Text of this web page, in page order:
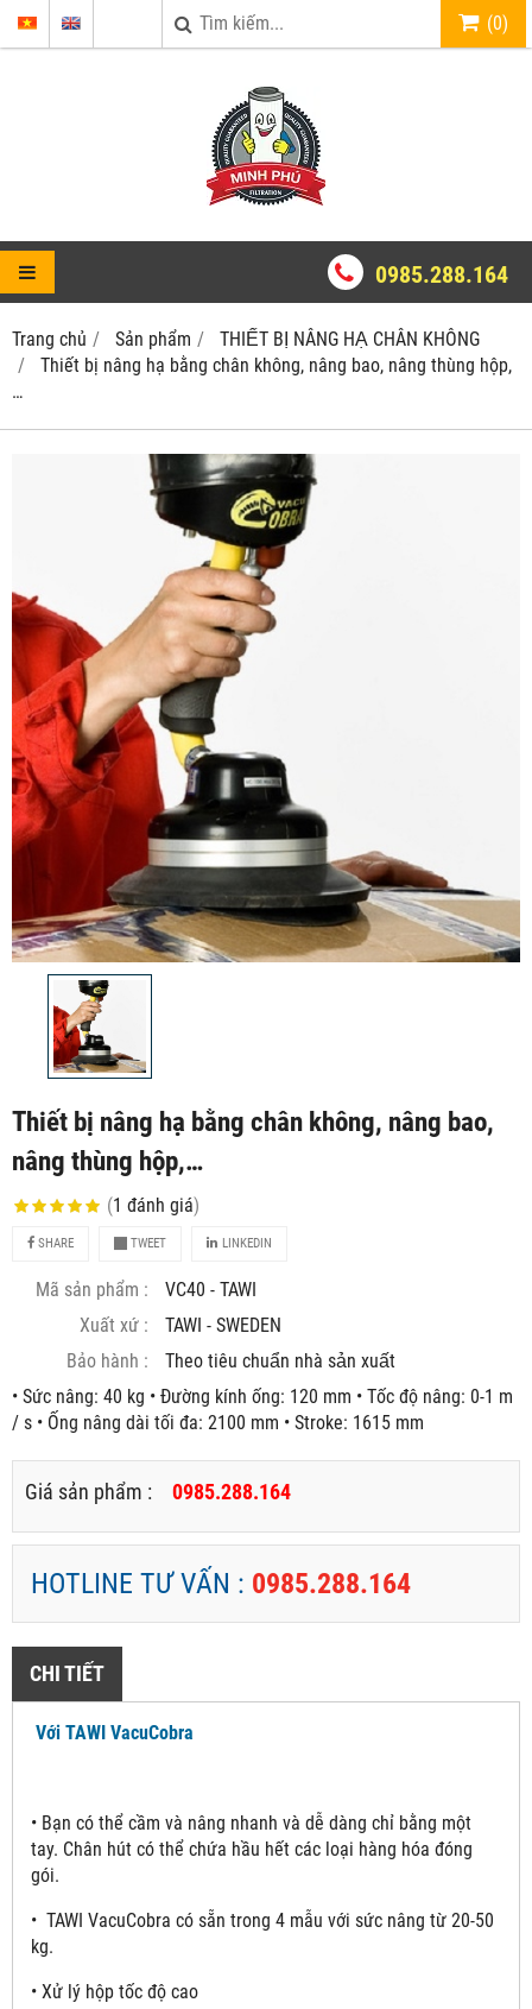
(0)
0985.288.164
Trang chủ Sản phẩm
THIẾT BỊ NÂNG HẠ CHÂN KHÔNG
Thiết bị nâng hạ bằng chân không, nâng bao, nâng thùng hộp,
…
Thiết bị nâng hạ bằng chân không, nâng bao,
nâng thùng hộp,…
(1 đánh giá)
SHARE TWEET LINKEDIN
Mã sản phẩm :
VC40 - TAWI
Xuất xứ :
TAWI - SWEDEN
Bảo hành :
Theo tiêu chuẩn nhà sản xuất
• Sức nâng: 40 kg • Đường kính ống: 120 mm • Tốc độ nâng: 0-1 m
/ s • Ống nâng dài tối đa: 2100 mm • Stroke: 1615 mm
Giá sản phẩm : 0985.288.164
HOTLINE TƯ VẤN : 0985.288.164
CHI TIẾT
Với TAWI VacuCobra
• Bạn có thể cầm và nâng nhanh và dễ dàng chỉ bằng một
tay. Chân hút có thể chứa hầu hết các loại hàng hóa đóng
gói.
• TAWI VacuCobra có sẵn trong 4 mẫu với sức nâng từ 20-50
kg.
• Xử lý hộp tốc độ cao